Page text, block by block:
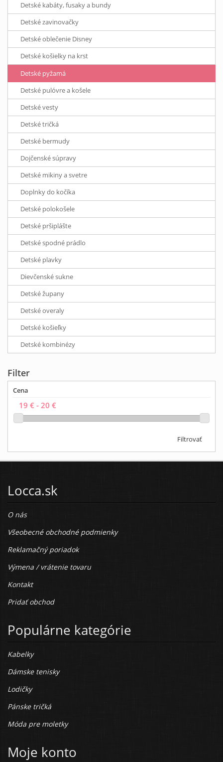
Detské kabáty, fusaky a bundy
Detské zavinovačky
Detské oblečenie Disney
Detské košielky na krst
Detské pyžamá
Detské pulóvre a košele
Detské vesty
Detské tričká
Detské bermudy
Dojčenské súpravy
Detské mikiny a svetre
Doplnky do kočíka
Detské polokošele
Detské pršiplášte
Detské spodné prádlo
Detské plavky
Dievčenské sukne
Detské župany
Detské overaly
Detské košieľky
Detské kombinézy
Filter
Cena
Filtrovať
Locca.sk
O nás
Všeobecné obchodné podmienky
Reklamačný poriadok
Výmena / vrátenie tovaru
Kontakt
Pridať obchod
Populárne kategórie
Kabelky
Dámske tenisky
Lodičky
Pánske tričká
Móda pre moletky
Moje konto